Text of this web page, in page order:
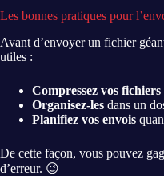
Les bonnes pratiques pour
Avant d’envoyer un fichier
utiles :
Compressez vos fichiers
Organisez-les dans un
Planifiez vos envois
De cette façon, vous pouvez
d’erreur. 😉